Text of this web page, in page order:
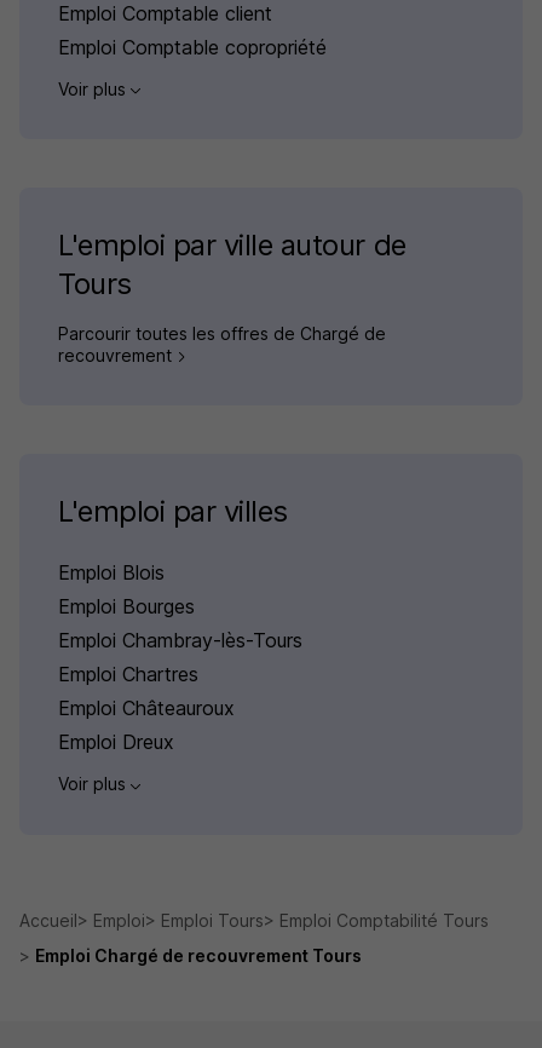
Emploi Comptable client
Emploi Comptable copropriété
Voir plus
L'emploi par ville autour de
Tours
Parcourir toutes les offres de Chargé de
recouvrement
L'emploi par villes
Emploi Blois
Emploi Bourges
Emploi Chambray-lès-Tours
Emploi Chartres
Emploi Châteauroux
Emploi Dreux
Voir plus
Accueil Emploi Emploi Tours
Emploi Comptabilité Tours
Emploi Chargé de recouvrement Tours